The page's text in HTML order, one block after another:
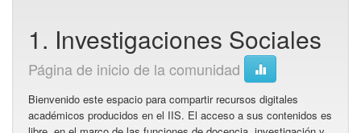
1. Investigaciones Sociales
Página de inicio de la comunidad
Bienvenido este espacio para compartir recursos digitales
académicos producidos en el IIS. El acceso a sus contenidos es